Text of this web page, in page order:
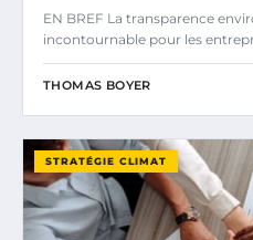
EN BREF La transparence
incontournable pour les
THOMAS BOYER
STRATÉGIE CLIMAT